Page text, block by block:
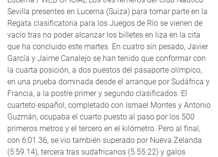
Sevilla presentes en Lucerna (Suiza) para tomar parte en la
Regata clasificatoria para los Juegos de Río se vienen de
vacío tras no poder alcanzar los billetes en liza en la cita
que ha concluido este martes. En cuatro sin pesado, Javier
García y Jaime Canalejo se han tenido que conformar con
la cuarta posición, a dos puestos del pasaporte olímpico,
en una prueba dominada desde el arranque por Sudáfrica y
Francia, a la postre primer y segundo clasificados. El
cuarteto español, completado con Ismael Montes y Antonio
Guzmán, ocupaba el cuarto puesto al paso por los 500
primeros metros y el tercero en el kilómetro. Pero al final,
con 6:01.36, se vio también superado por Nueva Zelanda
(5:59.14), tercera tras sudafricanos (5.55.22) y galos